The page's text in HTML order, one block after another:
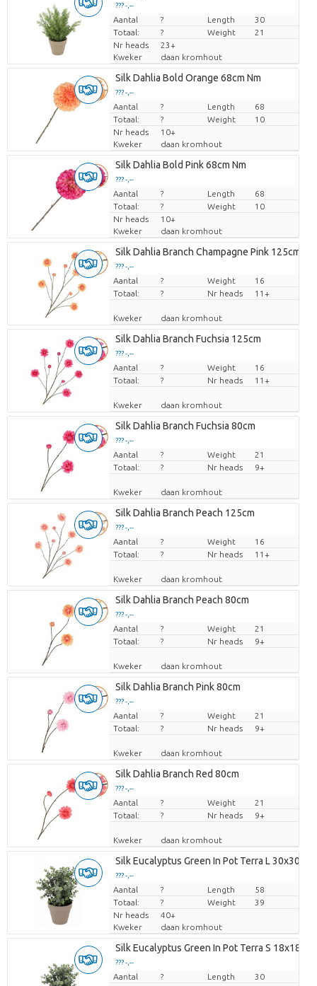
??? -,--
Prijs per stuk
Aantal ? Length
30
Totaal:
? Weight
21
Nr heads
23+
Kweker
daan kromhout
Silk Dahlia Bold Orange 68cm Nm
??? -,--
Prijs per stuk
Aantal ? Length
68
Totaal:
? Weight
10
Nr heads
10+
Kweker
daan kromhout
Silk Dahlia Bold Pink 68cm Nm
??? -,--
Prijs per stuk
Aantal ? Length
68
Totaal:
? Weight
10
Nr heads
10+
Kweker
daan kromhout
Silk Dahlia Branch Champagne Pink 125cm Nm
??? -,--
Prijs per stuk
Aantal ? Weight
16
Totaal:
? Nr heads 11+
Kweker daan kromhout
Silk Dahlia Branch Fuchsia 125cm
??? -,--
Prijs per stuk
Aantal ? Weight
16
Totaal:
? Nr heads 11+
Kweker daan kromhout
Silk Dahlia Branch Fuchsia 80cm
??? -,--
Prijs per stuk
Aantal ? Weight
21
Totaal:
? Nr heads 9+
Kweker daan kromhout
Silk Dahlia Branch Peach 125cm
??? -,--
Prijs per stuk
Aantal ? Weight
16
Totaal:
? Nr heads 11+
Kweker daan kromhout
Silk Dahlia Branch Peach 80cm
??? -,--
Prijs per stuk
Aantal ? Weight
21
Totaal:
? Nr heads 9+
Kweker daan kromhout
Silk Dahlia Branch Pink 80cm
??? -,--
Prijs per stuk
Aantal ? Weight
21
Totaal:
? Nr heads 9+
Kweker daan kromhout
Silk Dahlia Branch Red 80cm
??? -,--
Prijs per stuk
Aantal ? Weight
21
Totaal:
? Nr heads 9+
Kweker daan kromhout
Silk Eucalyptus Green In Pot Terra L
??? -,--
Prijs per stuk
Aantal ? Length
58
Totaal:
? Weight
39
Nr heads
40+
Kweker
daan kromhout
Silk Eucalyptus Green In Pot Terra S
??? -,--
Prijs per stuk
Aantal ? Length
30